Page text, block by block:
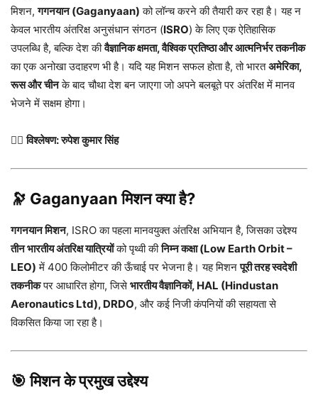
मिशन,गगनयान (Gaganyaan) को लॉन्च करने की तैयारी कर रहा है। यह न
केवल भारतीय अंतरिक्ष अनुसंधान संगठन (ISRO) के लिए एक ऐतिहासिक
उपलब्धि है, बल्कि देश कीवैज्ञानिक क्षमता, वैश्विक प्रतिष्ठा और आत्मनिर्भर तकनीक
का एक अनोखा उदाहरण भी है। यदि यह मिशन सफल होता है, तो भारतअमेरिका,
रूस और चीनके बाद चौथा देश बन जाएगा जो अपने बलबूते पर अंतरिक्ष में मानव
भेजने में सक्षम होगा।
✍🏻विश्लेषण: रुपेश कुमार सिंह
🔭 Gaganyaan मिशन क्या है?
गगनयान मिशन, ISRO का पहला मानवयुक्त अंतरिक्ष अभियान है, जिसका उद्देश्य
तीन भारतीय अंतरिक्ष यात्रियोंको पृथ्वी कीनिम्न कक्षा (Low Earth Orbit –
LEO) में 400 किलोमीटर की ऊँचाई पर भेजना है। यह मिशनपूरी तरह स्वदेशी
तकनीकपर आधारित होगा, जिसेभारतीय वैज्ञानिकों, HAL (Hindustan
Aeronautics Ltd), DRDO, और कई निजी कंपनियों की सहायता से
विकसित किया जा रहा है।
🎯 मिशन के प्रमुख उद्देश्य